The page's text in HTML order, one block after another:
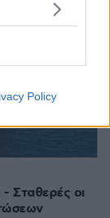
Policy
- Σταθερές οι